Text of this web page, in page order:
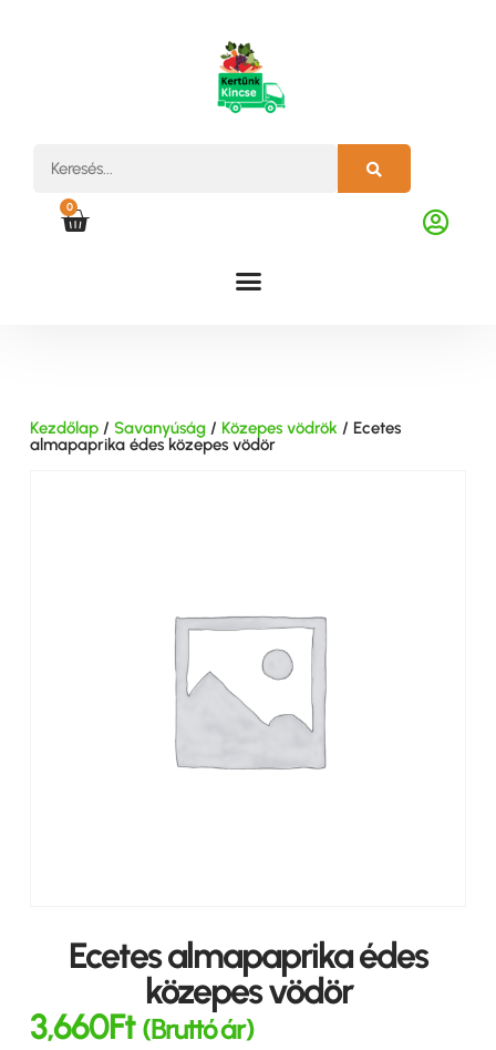
0
Kezdőlap/ Savanyúság/ Közepes vödrök / Ecetes
almapaprika édes közepes vödör
Ecetes almapaprika édes
közepes vödör
3,660Ft (Bruttó ár)